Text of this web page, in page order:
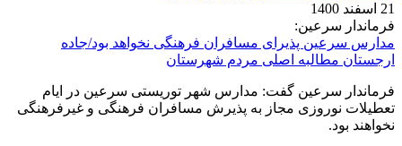
21 اسفند 1400
فرماندار سرعین:
مدارس سرعین پذیرای مسافران فرهنگی نخواهد بود/جاده
ارجستان مطالبه اصلی مردم شهرستان
فرماندار سرعین گفت: مدارس شهر توریستی سرعین در ایام
تعطیلات نوروزی مجاز به پذیرش مسافران فرهنگی و غیرفرهنگی
نخواهند بود.